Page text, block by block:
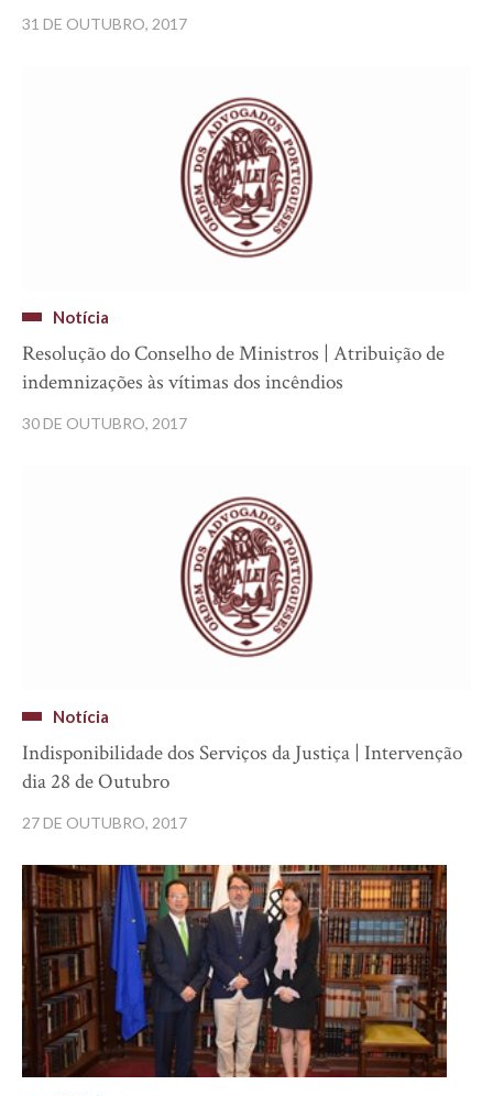
31 DE OUTUBRO, 2017
Notícia
Resolução do Conselho de Ministros | Atribuição de
indemnizações às vítimas dos incêndios
30 DE OUTUBRO, 2017
Notícia
Indisponibilidade dos Serviços da Justiça | Intervenção
dia 28 de Outubro
27 DE OUTUBRO, 2017